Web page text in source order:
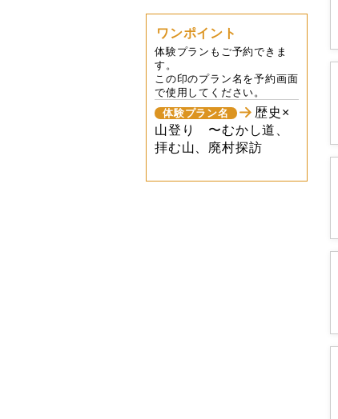
ワンポイント
体験プランもご予約できま
す。
この印のプラン名を予約画面
で使用してください。
体験プラン名
歴史×
山登り 〜むかし道、
拝む山、廃村探訪